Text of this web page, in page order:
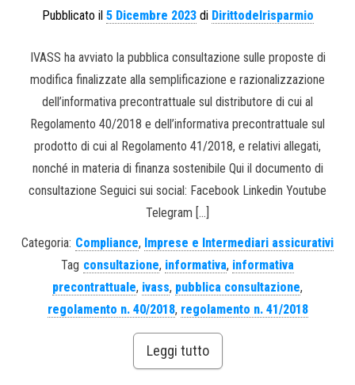
Pubblicato il 5 Dicembre 2023di Dirittodelrisparmio
IVASS ha avviato la pubblica consultazione sulle proposte di
modifica finalizzate alla semplificazione e razionalizzazione
dell’informativa precontrattuale sul distributore di cui al
Regolamento 40/2018 e dell’informativa precontrattuale sul
prodotto di cui al Regolamento 41/2018, e relativi allegati,
nonché in materia di finanza sostenibile Qui il documento di
consultazione Seguici sui social: Facebook Linkedin Youtube
Telegram […]
Categoria: Compliance, Imprese e Intermediari assicurativi
Tag consultazione, informativa, informativa
precontrattuale, ivass, pubblica consultazione,
regolamento n. 40/2018, regolamento n. 41/2018
Leggi tutto